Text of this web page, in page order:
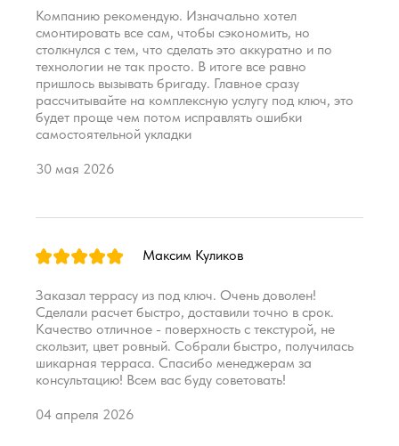
Компанию рекомендую. Изначально хотел
смонтировать все сам, чтобы сэкономить, но
столкнулся с тем, что сделать это аккуратно и по
технологии не так просто. В итоге все равно
пришлось вызывать бригаду. Главное сразу
рассчитывайте на комплексную услугу под ключ, это
будет проще чем потом исправлять ошибки
самостоятельной укладки
30 мая 2026
Максим Куликов
Заказал террасу из под ключ. Очень доволен!
Сделали расчет быстро, доставили точно в срок.
Качество отличное - поверхность с текстурой, не
скользит, цвет ровный. Собрали быстро, получилась
шикарная терраса. Спасибо менеджерам за
консультацию! Всем вас буду советовать!
04 апреля 2026